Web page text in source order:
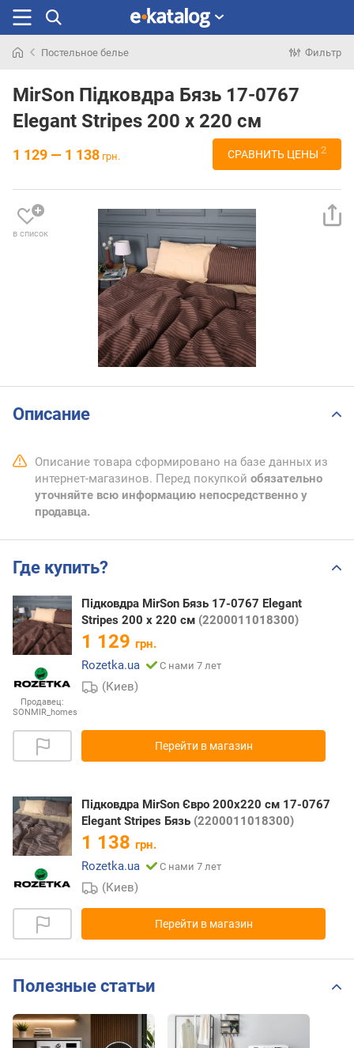
раньше
Постельное белье Фильтр
MirSon Підковдра Бязь 17-0767
Elegant Stripes 200 x 220 см
1 129 — 1 138 грн. СРАВНИТЬ ЦЕНЫ 2
в список
Описание
Описание товара сформировано на базе данных из
интернет-магазинов. Перед покупкой обязательно
уточняйте всю информацию непосредственно у
продавца.
Где купить?
Продавец:
SONMIR_homes
Підковдра MirSon Бязь 17-0767 Elegant
Stripes 200 x 220 см (2200011018300)
1 129 грн.
Rozetka.ua
С нами 7 лет
(Киев)
Перейти в магазин
Підковдра MirSon Євро 200х220 см 17-0767
Elegant Stripes Бязь (2200011018300)
1 138 грн.
Rozetka.ua
С нами 7 лет
(Киев)
Перейти в магазин
Полезные статьи